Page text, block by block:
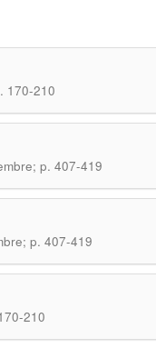
170-210
p. 407-419
p. 407-419
210